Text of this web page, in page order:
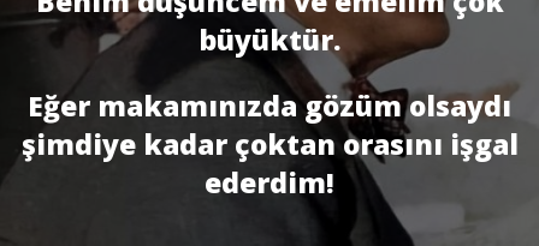
büyüktür.
Eğer makamınızda gözüm olsaydı
şimdiye kadar çoktan orasını işgal
ederdim!